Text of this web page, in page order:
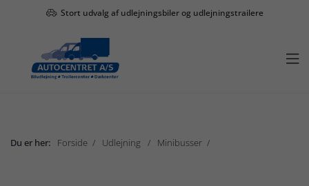
Stort udvalg af udlejningsbiler og udlejningstrailere

Du er her: Forside Udlejning Minibusser